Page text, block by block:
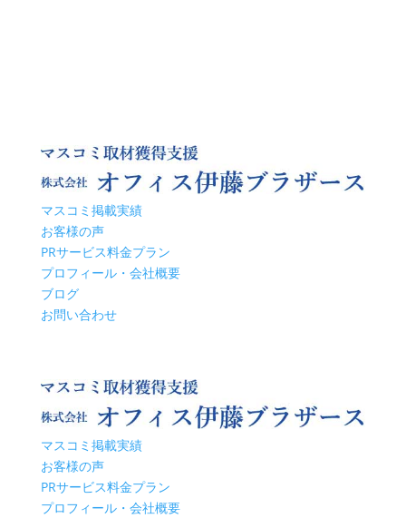
マスコミ掲載実績
お客様の声
PRサービス料金プラン
プロフィール・会社概要
ブログ
お問い合わせ
マスコミ掲載実績
お客様の声
PRサービス料金プラン
プロフィール・会社概要